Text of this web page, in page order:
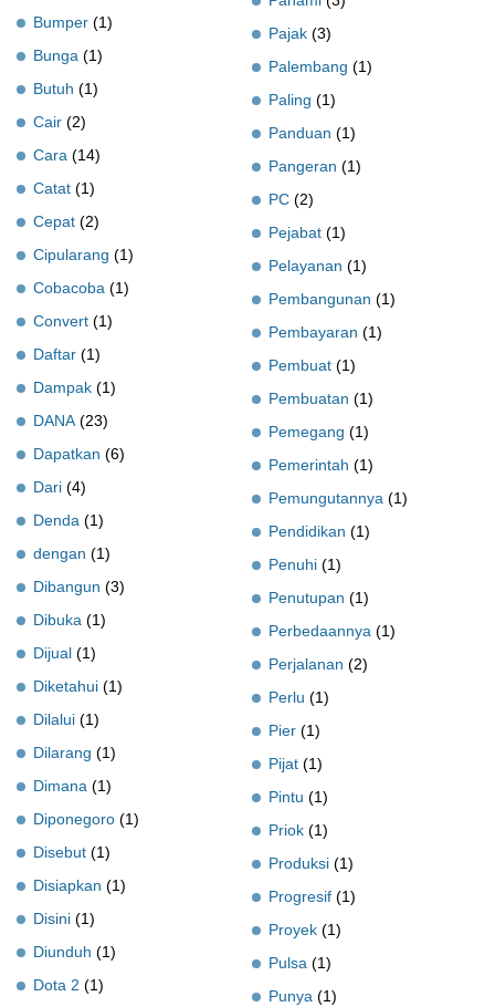
Bumper (1)
Bunga (1)
Butuh (1)
Cair (2)
Cara (14)
Catat (1)
Cepat (2)
Cipularang (1)
Cobacoba (1)
Convert (1)
Daftar (1)
Dampak (1)
DANA (23)
Dapatkan (6)
Dari (4)
Denda (1)
dengan (1)
Dibangun (3)
Dibuka (1)
Dijual (1)
Diketahui (1)
Dilalui (1)
Dilarang (1)
Dimana (1)
Diponegoro (1)
Disebut (1)
Disiapkan (1)
Disini (1)
Diunduh (1)
Dota 2 (1)
Pajak (3)
Palembang (1)
Paling (1)
Panduan (1)
Pangeran (1)
PC (2)
Pejabat (1)
Pelayanan (1)
Pembangunan (1)
Pembayaran (1)
Pembuat (1)
Pembuatan (1)
Pemegang (1)
Pemerintah (1)
Pemungutannya (1)
Pendidikan (1)
Penuhi (1)
Penutupan (1)
Perbedaannya (1)
Perjalanan (2)
Perlu (1)
Pier (1)
Pijat (1)
Pintu (1)
Priok (1)
Produksi (1)
Progresif (1)
Proyek (1)
Pulsa (1)
Punya (1)